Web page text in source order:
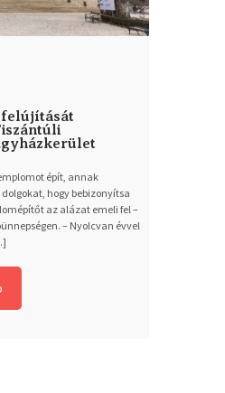
épít, annak
hogy bebizonyítsa
az alázat emeli fel –
– Nyolcvan évvel